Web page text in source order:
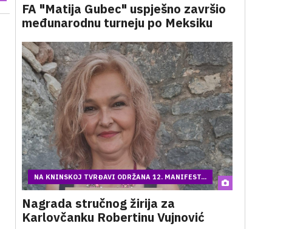
FA "Matija Gubec" uspješno završio
međunarodnu turneju po Meksiku
NA KNINSKOJ TVRĐAVI ODRŽANA 12. MANIFEST...
Nagrada stručnog žirija za
Karlovčanku Robertinu Vujnović